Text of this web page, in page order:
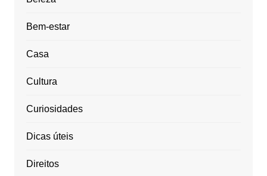
Bem-estar
Casa
Cultura
Curiosidades
Dicas úteis
Direitos